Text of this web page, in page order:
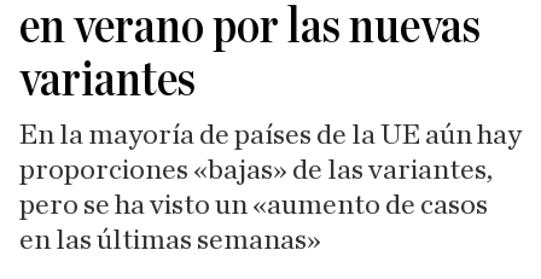
en verano por las nuevas
variantes
En la mayoría de países de la UE aún hay
proporciones «bajas» de las variantes,
pero se ha visto un «aumento de casos
en las últimas semanas»